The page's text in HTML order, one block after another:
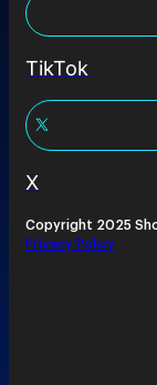
TikTok
X
Copyright 2025
Privacy Policy